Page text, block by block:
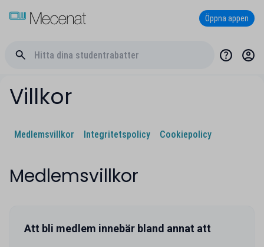
Öppna appen
Villkor
Medlemsvillkor Integritetspolicy Cookiepolicy
Medlemsvillkor
Att bli medlem innebär bland annat att